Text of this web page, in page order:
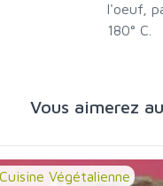
l'oeuf,
180° C.
Vous aimerez
Végétalienne